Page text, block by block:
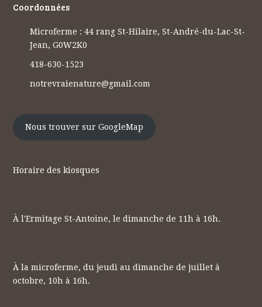
Coordonnées
Microferme : 44 rang St-Hilaire, St-André-du-Lac-St-
Jean, G0W2K0
418-630-1523
notrevraienature@gmail.com
Nous trouver sur GoogleMap
Horaire des kiosques
À l'Ermitage St-Antoine, le dimanche de 11h à 16h.
À la microferme, du jeudi au dimanche de juillet à
octobre, 10h à 16h.